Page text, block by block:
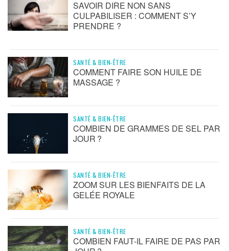
SAVOIR DIRE NON SANS
CULPABILISER : COMMENT S’Y
PRENDRE ?
SANTÉ & BIEN-ÊTRE
COMMENT FAIRE SON HUILE DE
MASSAGE ?
SANTÉ & BIEN-ÊTRE
COMBIEN DE GRAMMES DE SEL PAR
JOUR ?
SANTÉ & BIEN-ÊTRE
ZOOM SUR LES BIENFAITS DE LA
GELÉE ROYALE
SANTÉ & BIEN-ÊTRE
COMBIEN FAUT-IL FAIRE DE PAS PAR